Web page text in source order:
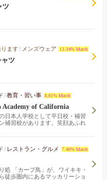
ツ
ます/ メンズウェア 13.34% Match
ツ
/教育・習い事 8.81% Match
Academy of California
日本人学校として平日校・補習
補習校があります。笑顔あふれ
/ レストラン・グルメ 7.46% Match
処 「カープ鳥」が、ワイキキ・
徒歩圏内にあるマッカリーショ